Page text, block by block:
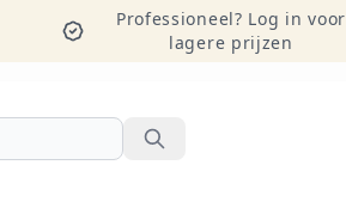
Professioneel? Log in voor
lagere prijzen